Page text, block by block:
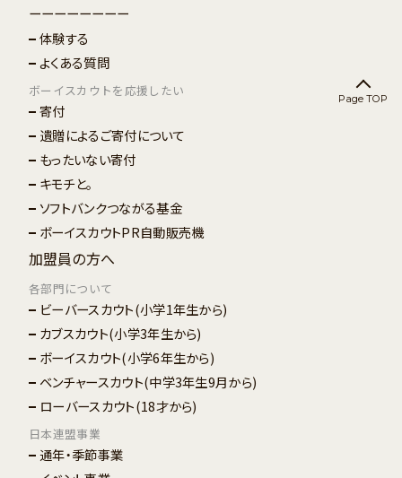
Page TOP
ーーーーーーーー
体験する
よくある質問
ボーイスカウトを応援したい
寄付
遺贈によるご寄付について
もったいない寄付
キモチと。
ソフトバンクつながる基金
ボーイスカウトPR自動販売機
加盟員の方へ
各部門について
ビーバースカウト(小学1年生から)
カブスカウト(小学3年生から)
ボーイスカウト(小学6年生から)
ベンチャースカウト(中学3年生9月から)
ローバースカウト(18才から)
日本連盟事業
通年・季節事業